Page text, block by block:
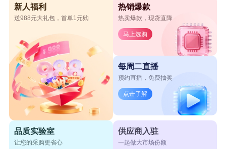
新人福利
送988元大礼包，首单1元购
热销爆款
热卖爆款，现货直降
马上选购
每周二直播
预约直播，免费抽奖
点击了解
品质实验室
让您的采购更省心
供应商入驻
一起做大市场份额